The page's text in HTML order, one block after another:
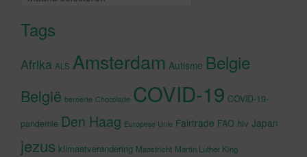
Tags
Afrika ALS Amsterdam Autisme Belgie
België beroerte Chocolade COVID-19 COVID-19-
pandemie Den Haag Europese Unie Fairtrade FAO hiv Japan
jezus klimaatverandering Maastricht Martin Luther King